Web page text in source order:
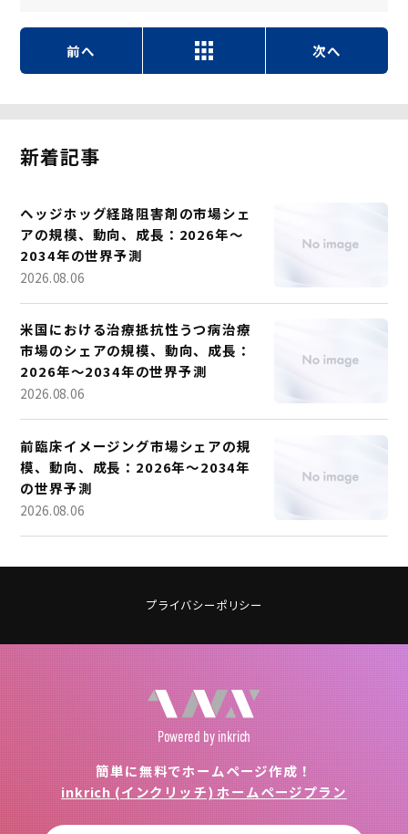
前へ 次へ
新着記事
ヘッジホッグ経路阻害剤の市場シェ
アの規模、動向、成長：2026年～
2034年の世界予測
2026.08.06
米国における治療抵抗性うつ病治療
市場のシェアの規模、動向、成長：
2026年～2034年の世界予測
2026.08.06
前臨床イメージング市場シェアの規
模、動向、成長：2026年～2034年
の世界予測
2026.08.06
プライバシーポリシー
Powered by inkrich
簡単に無料でホームページ作成！
inkrich (インクリッチ) ホームページプラン